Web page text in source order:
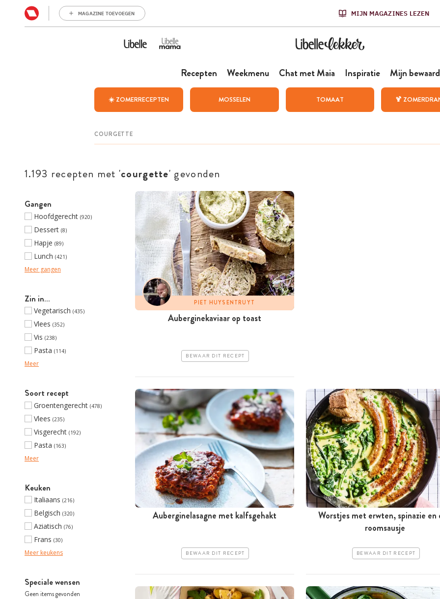
MAGAZINE TOEVOEGEN MIJN MAGAZINES LEZEN
Recepten Weekmenu Chat met Maia Inspiratie Mijn
☀️ ZOMERRECEPTEN MOSSELEN TOMAAT 🍹
1.193 recepten met 'courgette' gevonden
Gangen
Hoofdgerecht (920)
Dessert (8)
Hapje (89)
Lunch (421)
Meer gangen
Zin in…
Vegetarisch (435)
Vlees (352)
Vis (238)
Pasta (114)
Meer
Soort recept
Groentengerecht (478)
Vlees (235)
Visgerecht (192)
Pasta (163)
Meer
Keuken
Italiaans (216)
Belgisch (320)
Aziatisch (76)
Frans (30)
Meer keukens
Speciale wensen
Geen items gevonden
PIET HUYSENTRUYT
Auberginekaviaar op toast
BEWAAR DIT RECEPT
Auberginelasagne met kalfsgehakt
BEWAAR DIT RECEPT
Worstjes met erwten, spinazie en
roomsausje
BEWAAR DIT RECEPT